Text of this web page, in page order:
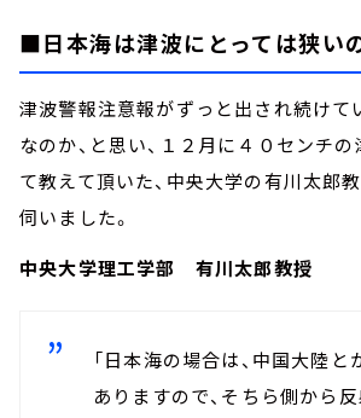
■日本海は津波にとっては狭いの
津波警報注意報がずっと出され続けて
なのか、と思い、１２月に４０センチ
て教えて頂いた、中央大学の有川太郎
伺いました。
中央大学理工学部 有川太郎教授
「日本海の場合は、中国大陸
ありますので、そちら側から反